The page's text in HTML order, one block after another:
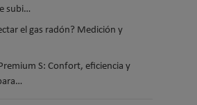
subi…
el gas radón? Medición y
S: Confort, eficiencia y